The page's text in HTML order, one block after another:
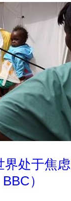
处于焦
）